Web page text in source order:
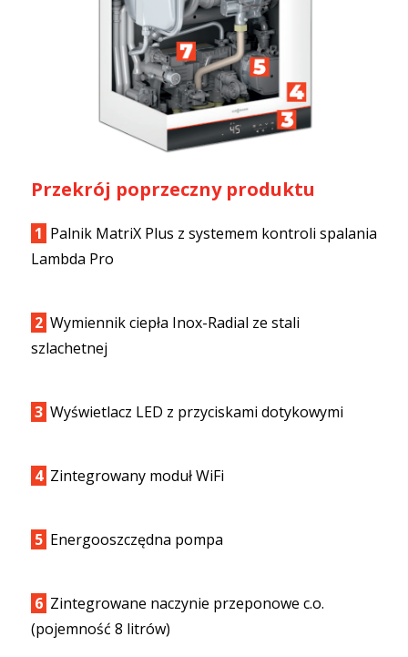
Przekrój poprzeczny produktu
1 Palnik MatriX Plus z systemem kontroli spalania
Lambda Pro
2 Wymiennik ciepła Inox-Radial ze stali
szlachetnej
3 Wyświetlacz LED z przyciskami dotykowymi
4 Zintegrowany moduł WiFi
5 Energooszczędna pompa
6 Zintegrowane naczynie przeponowe c.o.
(pojemność 8 litrów)